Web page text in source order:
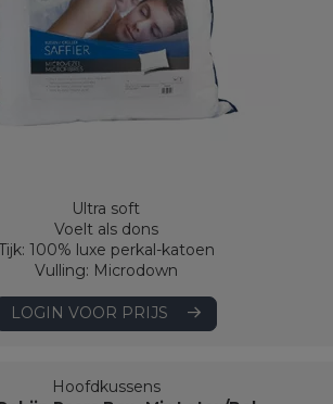
Ultra soft
Voelt als dons
100% luxe perkal-katoen
Vulling: Microdown
LOGIN VOOR PRIJS
Hoofdkussens